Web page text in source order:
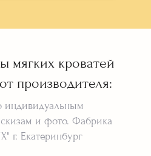
мягких кроватей
производителя:
индивидуальным
и фото. Фабрика
г. Екатеринбург